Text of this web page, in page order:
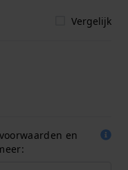
Vergelijk
en